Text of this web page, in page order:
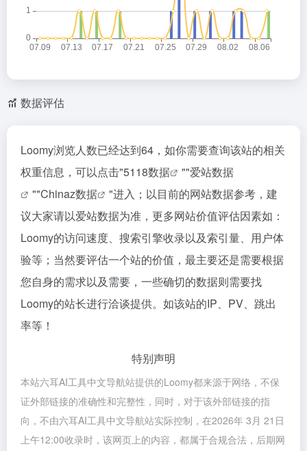
数据评估
Loomy浏览人数已经达到64，如你需要查询该站的相关
权重信息，可以点击"5118数据 ""爱站数据
""Chinaz数据
"进入；以目前的网站数据参考，建
议大家请以爱站数据为准，更多网站价值评估因素如：
Loomy的访问速度、搜索引擎收录以及索引量、用户体
验等；当然要评估一个站的价值，最主要还是需要根据
您自身的需求以及需要，一些确切的数据则需要找
Loomy的站长进行洽谈提供。如该站的IP、PV、跳出
率等！
特别声明
本站六耳AI工具中文导航站提供的Loomy都来源于网络，不保
证外部链接的准确性和完整性，同时，对于该外部链接的指
向，不由六耳AI工具中文导航站实际控制，在2026年 3月 21日
上午12:00收录时，该网页上的内容，都属于合规合法，后期网